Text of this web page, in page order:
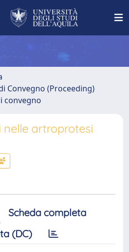
Convegno (Proceeding)
convegno
nelle artroprotesi
Scheda completa
(DC)